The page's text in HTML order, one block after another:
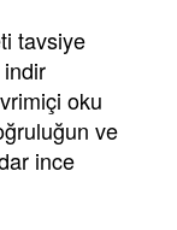
tavsiye
oku
ve
ince